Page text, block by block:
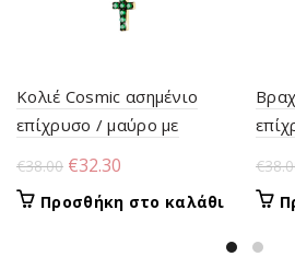
Κολιέ Cosmic ασημένιο
επίχρυσο / μαύρο με
σταυρό και πράσινα
€38.00 Original
price
was:
€32.30
τρέχουσα
τιμή
Προσθήκη στο καλάθι
€